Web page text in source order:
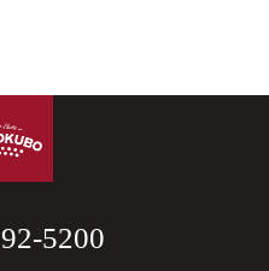
5200